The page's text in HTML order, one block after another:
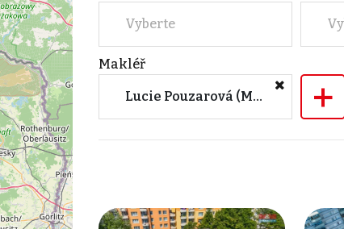
Vyberte
Makléř
Lucie Pouzarová (M&M reality) +